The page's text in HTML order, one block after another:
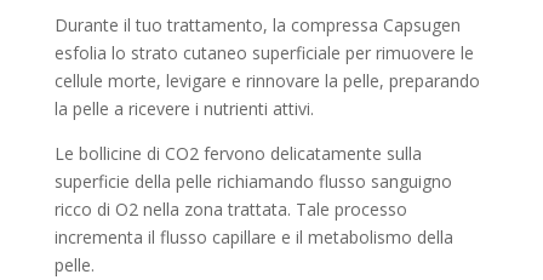
Durante il tuo trattamento, la compressa Capsugen
esfolia lo strato cutaneo superficiale per rimuovere le
cellule morte, levigare e rinnovare la pelle, preparando
la pelle a ricevere i nutrienti attivi.
Le bollicine di CO2 fervono delicatamente sulla
superficie della pelle richiamando flusso sanguigno
ricco di O2 nella zona trattata. Tale processo
incrementa il flusso capillare e il metabolismo della
pelle.